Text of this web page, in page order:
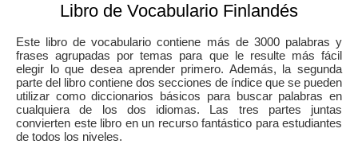
Libro de Vocabulario Finlandés
Este libro de vocabulario contiene más de 3000 palabras y
frases agrupadas por temas para que le resulte más fácil
elegir lo que desea aprender primero. Además, la segunda
parte del libro contiene dos secciones de índice que se pueden
utilizar como diccionarios básicos para buscar palabras en
cualquiera de los dos idiomas. Las tres partes juntas
convierten este libro en un recurso fantástico para estudiantes
de todos los niveles.